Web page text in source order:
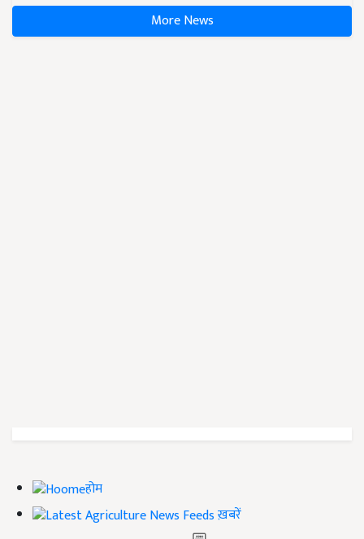
More News
होम
ख़बरें